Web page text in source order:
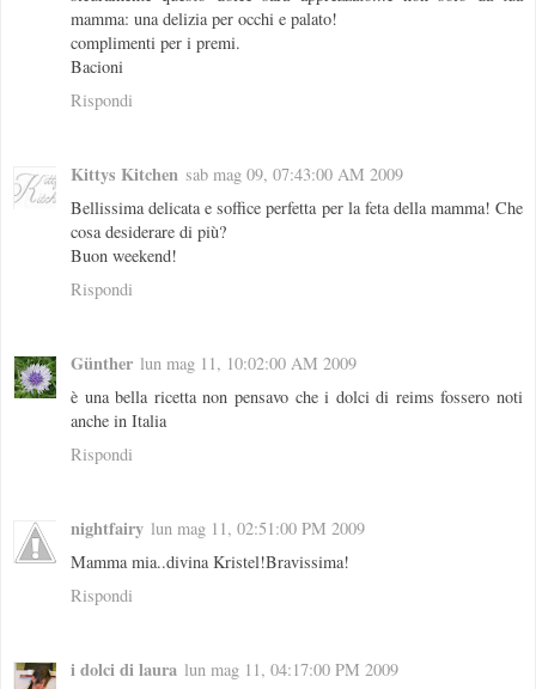
mamma: una delizia per occhi e palato!
complimenti per i premi.
Bacioni
Rispondi
Kittys Kitchen sab mag 09, 07:43:00 AM 2009
Bellissima delicata e soffice perfetta per la feta della mamma! Che
cosa desiderare di più?
Buon weekend!
Rispondi
Günther lun mag 11, 10:02:00 AM 2009
è una bella ricetta non pensavo che i dolci di reims fossero noti
anche in Italia
Rispondi
nightfairy lun mag 11, 02:51:00 PM 2009
Mamma mia..divina Kristel!Bravissima!
Rispondi
i dolci di laura lun mag 11, 04:17:00 PM 2009